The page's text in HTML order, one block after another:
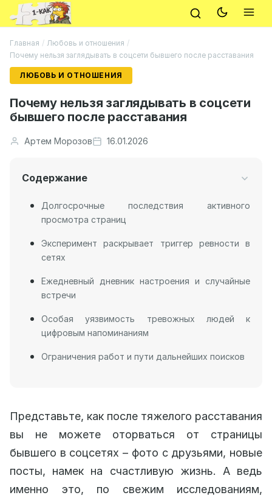
Главная / Любовь и отношения /
Почему нельзя заглядывать в соцсети бывшего после расставания
ЛЮБОВЬ И ОТНОШЕНИЯ
Почему нельзя заглядывать в соцсети
бывшего после расставания
Артем Морозов 16.01.2026
Содержание
Долгосрочные последствия активного
просмотра страниц
Эксперимент раскрывает триггер ревности в
сетях
Ежедневный дневник настроения и случайные
встречи
Особая уязвимость тревожных людей к
цифровым напоминаниям
Ограничения работ и пути дальнейших поисков
Представьте, как после тяжелого расставания
вы не можете оторваться от страницы
бывшего в соцсетях – фото с друзьями, новые
посты, намек на счастливую жизнь. А ведь
именно это, по свежим исследованиям,